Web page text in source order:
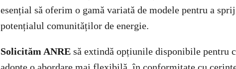
esențial să oferim o gamă variată de modele pentru a
potențialul comunităților de energie.
Solicităm ANRE să extindă opțiunile disponibile pentru